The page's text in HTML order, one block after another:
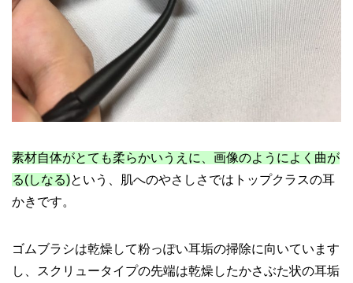
素材自体がとても柔らかいうえに、画像のようによく曲が
る(しなる)という、肌へのやさしさではトップクラスの耳
かきです。
ゴムブラシは乾燥して粉っぽい耳垢の掃除に向いています
し、スクリュータイプの先端は乾燥したかさぶた状の耳垢